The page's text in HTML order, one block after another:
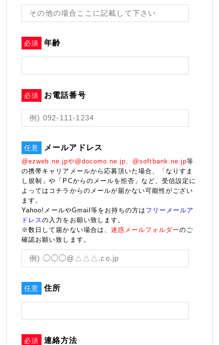
必須 年齢
必須 お電話番号
任意 メールアドレス
@ezweb.ne.jpや@docomo.ne.jp、@softbank.ne.jp等
の携帯キャリアメールから応募頂いた場合、「なりすま
し規制」や「PCからのメールを拒否」など、受信設定に
よってはコチラからのメールが届かない可能性がござい
ます。
Yahoo!メールやGmail等をお持ちの方は フリーメールア
ドレスの入力をお願い致します。
※数日して届かない場合は、 迷惑メールフォルダーのご
確認お願い致します。
任意 住所
必須 連絡方法